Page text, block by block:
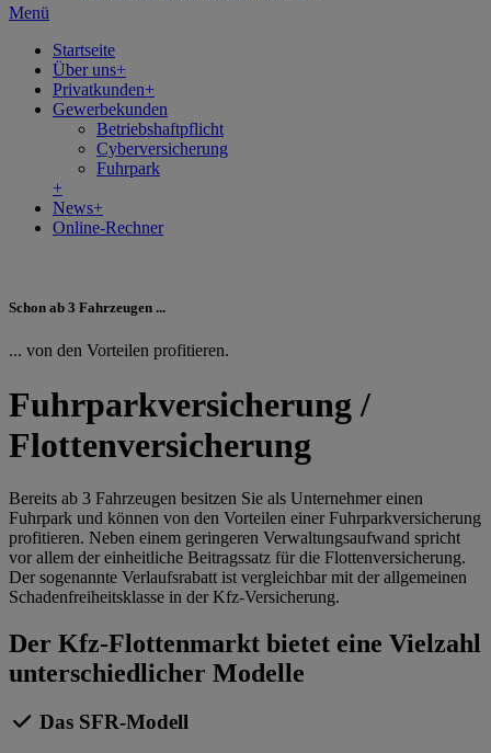
Menü
Startseite
Über uns+
Privatkunden+
Gewerbekunden
Betriebshaftpflicht
Cyberversicherung
Fuhrpark
+
News+
Online-Rechner
Schon ab 3 Fahrzeugen ...
... von den Vorteilen profitieren.
Fuhrparkversicherung /
Flottenversicherung
Bereits ab 3 Fahrzeugen besitzen Sie als Unternehmer einen
Fuhrpark und können von den Vorteilen einer Fuhrparkversicherung
profitieren. Neben einem geringeren Verwaltungsaufwand spricht
vor allem der einheitliche Beitragssatz für die Flottenversicherung.
Der sogenannte Verlaufsrabatt ist vergleichbar mit der allgemeinen
Schadenfreiheitsklasse in der Kfz-Versicherung.
Der Kfz-Flottenmarkt bietet eine Vielzahl
unterschiedlicher Modelle
Das SFR-Modell